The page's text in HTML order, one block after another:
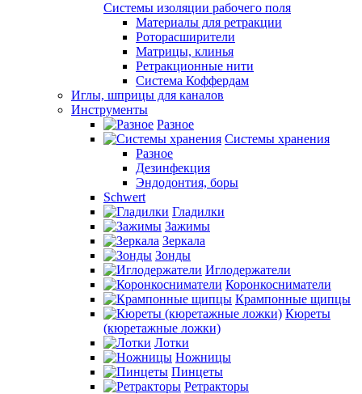
Системы изоляции рабочего поля
Материалы для ретракции
Роторасширители
Матрицы, клинья
Ретракционные нити
Система Коффердам
Иглы, шприцы для каналов
Инструменты
Разное
Системы хранения
Разное
Дезинфекция
Эндодонтия, боры
Schwert
Гладилки
Зажимы
Зеркала
Зонды
Иглодержатели
Коронкосниматели
Крампонные щипцы
Кюреты
(кюретажные ложки)
Лотки
Ножницы
Пинцеты
Ретракторы